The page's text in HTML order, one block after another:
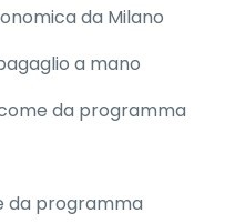
da Milano
a mano
da programma
da programma